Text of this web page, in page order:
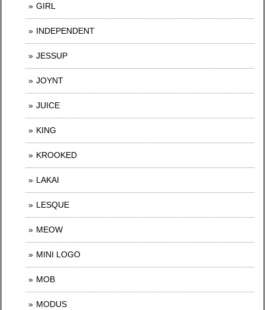
GIRL
INDEPENDENT
JESSUP
JOYNT
JUICE
KING
KROOKED
LAKAI
LESQUE
MEOW
MINI LOGO
MOB
MODUS